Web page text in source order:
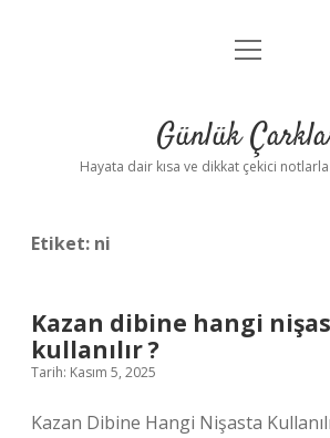
Anasayfa
Yasal Uyarı
menüyü
Günlük
Hayata dair kısa ve dikkat çekici
Etiket: ni
Kazan dibine hangi
kullanılır ?
Tarih: Kasım 5, 2025
Kazan Dibine Hangi Nişasta